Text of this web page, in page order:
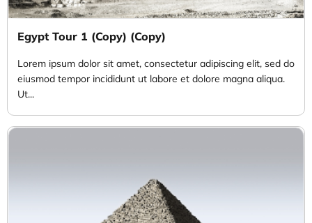
Egypt Tour 1 (Copy) (Copy)
Lorem ipsum dolor sit amet, consectetur adipiscing elit, sed do
eiusmod tempor incididunt ut labore et dolore magna aliqua.
Ut...